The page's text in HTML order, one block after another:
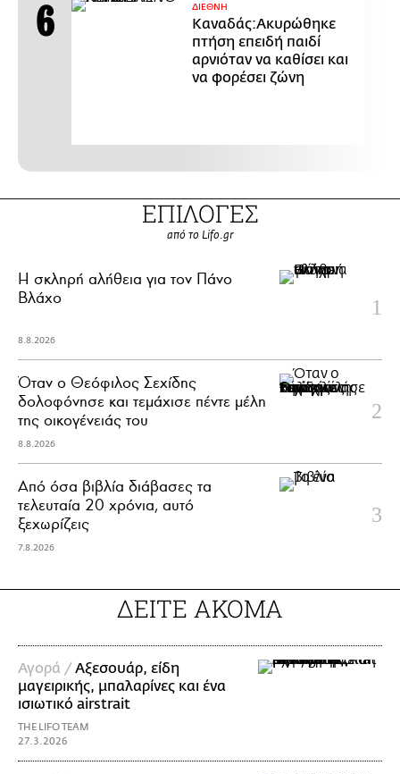
ΔΙΕΘΝΗ
Καναδάς:Ακυρώθηκε
πτήση επειδή παιδί
αρνιόταν να καθίσει και
να φορέσει ζώνη
ΕΠΙΛΟΓΕΣ
από το Lifo.gr
H σκληρή αλήθεια για τον Πάνο
Βλάχο
8.8.2026
Όταν ο Θεόφιλος Σεχίδης
δολοφόνησε και τεμάχισε πέντε μέλη
της οικογένειάς του
8.8.2026
Από όσα βιβλία διάβασες τα
τελευταία 20 χρόνια, αυτό
ξεχωρίζεις
7.8.2026
ΔΕΙΤΕ ΑΚΟΜΑ
Αγορά /Αξεσουάρ, είδη
μαγειρικής, μπαλαρίνες και ένα
ισιωτικό airstrait
THE LIFO TEAM
27.3.2026